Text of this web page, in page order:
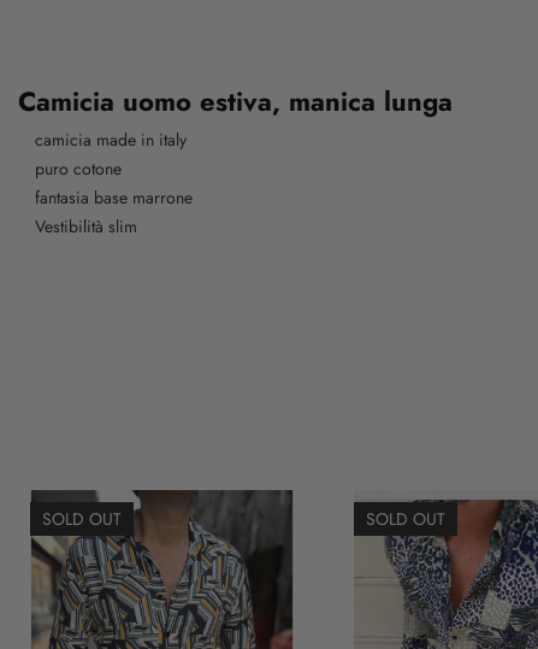
Camicia uomo estiva, manica lunga
camicia made in italy
puro cotone
fantasia base marrone
Vestibilità slim
SOLD OUT SOLD OUT